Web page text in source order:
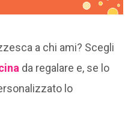
a chi ami? Scegli
da regalare e, se lo
lo